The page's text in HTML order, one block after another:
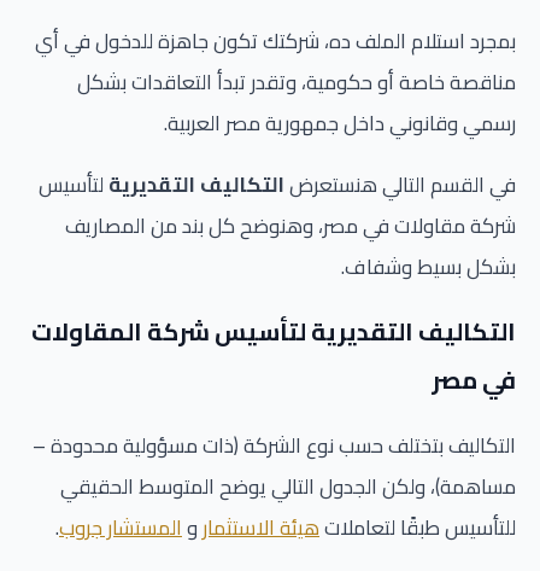
بمجرد استلام الملف ده، شركتك تكون جاهزة للدخول في أي
مناقصة خاصة أو حكومية، وتقدر تبدأ التعاقدات بشكل
رسمي وقانوني داخل جمهورية مصر العربية.
في القسم التالي هنستعرضالتكاليف التقديريةلتأسيس
شركة مقاولات في مصر، وهنوضح كل بند من المصاريف
بشكل بسيط وشفاف.
التكاليف التقديرية لتأسيس شركة المقاولات
في مصر
التكاليف بتختلف حسب نوع الشركة (ذات مسؤولية محدودة –
مساهمة)، ولكن الجدول التالي يوضح المتوسط الحقيقي
للتأسيس طبقًا لتعاملاتهيئة الاستثماروالمستشار جروب.